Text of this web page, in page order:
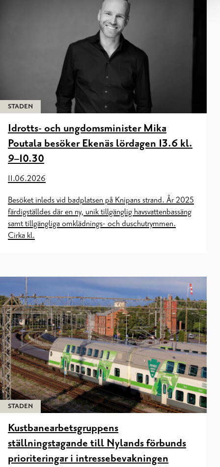
STADEN
Idrotts- och ungdomsminister Mika
Poutala besöker Ekenäs lördagen 13.6 kl.
9–10.30
11.06.2026
Besöket inleds vid badplatsen på Knipans strand. År 2025
färdigställdes där en ny, unik tillgänglig havsvattenbassäng
samt tillgängliga omklädnings- och duschutrymmen.
Cirka kl.
STADEN
Kustbanearbetsgruppens
ställningstagande till Nylands förbunds
prioriteringar i intressebevakningen